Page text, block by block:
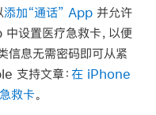
添加“通话” App 并允许
设置医疗急救卡，以便
信息无需密码即可从紧
支持文章： 在 iPhone
救卡。